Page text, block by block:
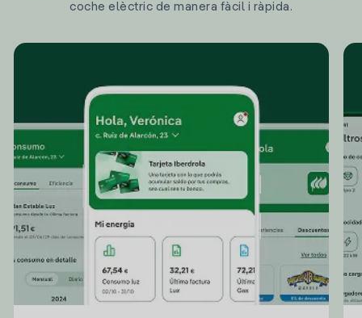
coche elèctric de manera fàcil i ràpida.